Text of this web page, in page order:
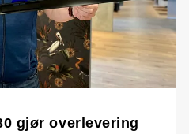
gjør overlevering